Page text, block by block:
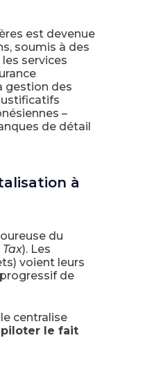
est devenue
soumis à des
services
gestion des
–
de détail
à
du
). Les
voient leurs
de
centralise
piloter le fait